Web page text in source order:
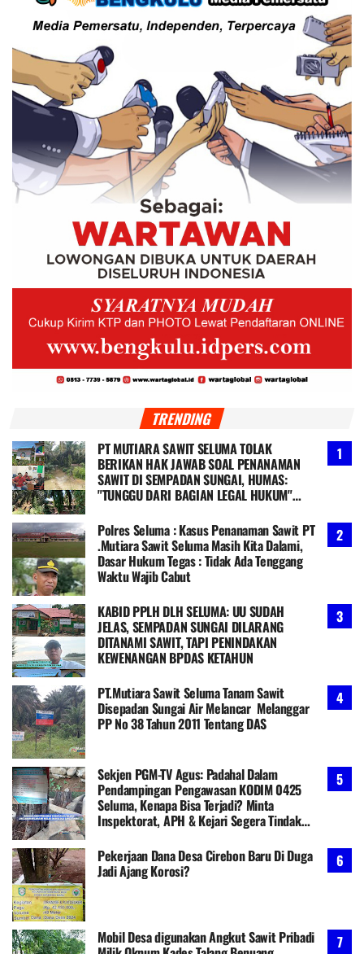
TRENDING
PT MUTIARA SAWIT SELUMA TOLAK
BERIKAN HAK JAWAB SOAL PENANAMAN
SAWIT DI SEMPADAN SUNGAI, HUMAS:
"TUNGGU DARI BAGIAN LEGAL HUKUM"
Langkah Hukum
Polres Seluma : Kasus Penanaman Sawit PT
.Mutiara Sawit Seluma Masih Kita Dalami,
Dasar Hukum Tegas : Tidak Ada Tenggang
Waktu Wajib Cabut
KABID PPLH DLH SELUMA: UU SUDAH
JELAS, SEMPADAN SUNGAI DILARANG
DITANAMI SAWIT, TAPI PENINDAKAN
KEWENANGAN BPDAS KETAHUN
PT.Mutiara Sawit Seluma Tanam Sawit
Disepadan Sungai Air Melancar Melanggar
PP No 38 Tahun 2011 Tentang DAS
Sekjen PGM-TV Agus: Padahal Dalam
Pendampingan Pengawasan KODIM 0425
Seluma, Kenapa Bisa Terjadi? Minta
Inspektorat, APH & Kejari Segera Tindak
Pekerjaan Dana Desa Cirebon Baru Di Duga
Jadi Ajang Korosi?
Mobil Desa digunakan Angkut Sawit Pribadi